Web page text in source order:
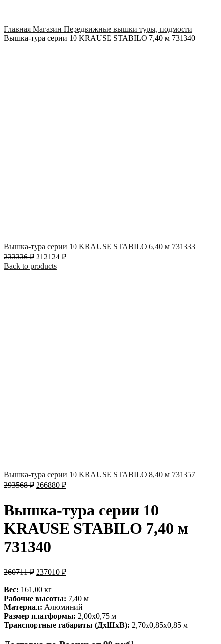
Главная Магазин Передвижные вышки туры, подмости
Вышка-тура серии 10 KRAUSE STABILO 7,40 м 731340
Вышка-тура серии 10 KRAUSE STABILO 6,40 м 731333
233336₽ 212124 ₽
Back to products
Вышка-тура серии 10 KRAUSE STABILO 8,40 м 731357
293568₽ 266880 ₽
Вышка-тура серии 10
KRAUSE STABILO 7,40 м
731340
260711₽ 237010 ₽
Вес: 161,00 кг
Рабочие высоты: 7,40 м
Материал: Алюминий
Размер платформы: 2,00х0,75 м
Транспортные габариты (ДхШхВ): 2,70х0,85х0,85 м